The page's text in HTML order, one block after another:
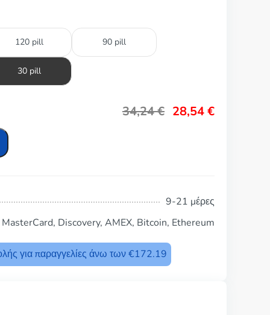
120 pill 90 pill
30 pill
34,24€ 28,54€
9-21 μέρες
Discovery, AMEX, Bitcoin, Ethereum
για παραγγελίες άνω των €172.19